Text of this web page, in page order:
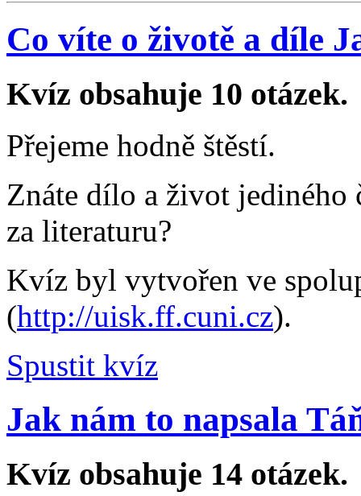
Co víte o životě a díle
Kvíz obsahuje 10 otázek.
Přejeme hodně štěstí.
Znáte dílo a život jediného
za literaturu?
Kvíz byl vytvořen ve
(http://uisk.ff.cuni.cz).
Spustit kvíz
Jak nám to napsala
Kvíz obsahuje 14 otázek.